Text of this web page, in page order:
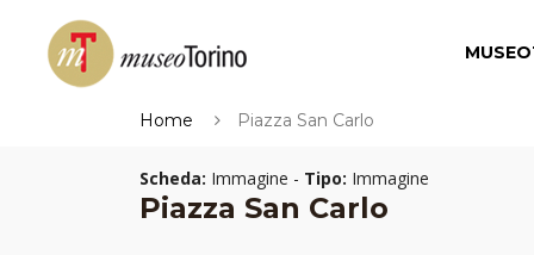
Home Piazza San Carlo
Scheda: Immagine - Tipo: Immagine
Piazza San Carlo